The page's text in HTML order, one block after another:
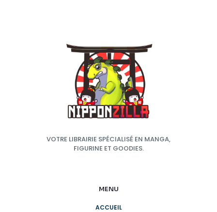
VOTRE LIBRAIRIE SPÉCIALISÉ EN MANGA,
FIGURINE ET GOODIES.
MENU
ACCUEIL